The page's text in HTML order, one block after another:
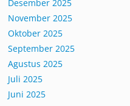
Desember 2025
November 2025
Oktober 2025
September 2025
Agustus 2025
Juli 2025
Juni 2025